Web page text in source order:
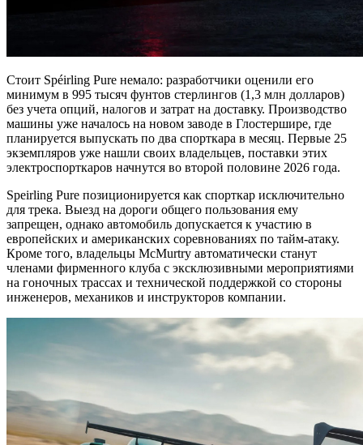
Стоит Spéirling Pure немало: разработчики оценили его
минимум в 995 тысяч фунтов стерлингов (1,3 млн долларов)
без учета опций, налогов и затрат на доставку. Производство
машины уже началось на новом заводе в Глостершире, где
планируется выпускать по два спорткара в месяц. Первые 25
экземпляров уже нашли своих владельцев, поставки этих
электроспорткаров начнутся во второй половине 2026 года.
Speirling Pure позиционируется как спорткар исключительно
для трека. Выезд на дороги общего пользования ему
запрещен, однако автомобиль допускается к участию в
европейских и американских соревнованиях по тайм-атаку.
Кроме того, владельцы McMurtry автоматически станут
членами фирменного клуба с эксклюзивными мероприятиями
на гоночных трассах и технической поддержкой со стороны
инженеров, механиков и инструкторов компании.